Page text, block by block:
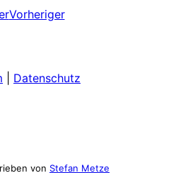
Vorheriger
Datenschutz
von Stefan Metze